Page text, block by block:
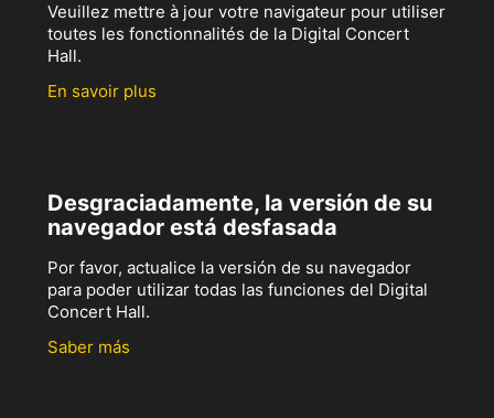
Veuillez mettre à jour votre navigateur pour utiliser
toutes les fonctionnalités de la Digital Concert
Hall.
En savoir plus
Desgraciadamente, la versión de su
navegador está desfasada
Por favor, actualice la versión de su navegador
para poder utilizar todas las funciones del Digital
Concert Hall.
Saber más